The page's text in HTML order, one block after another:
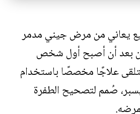
يعاني من مرض جيني مدمر
بعد أن أصبح أول شخص
علاجًا مخصصًا باستخدام
صُمم لتصحيح الطفرة